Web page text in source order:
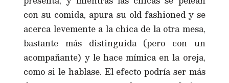
con su comida, apura su old fashioned y se
acerca levemente a la chica de la otra mesa,
bastante más distinguida (pero con un
acompañante) y le hace mímica en la oreja,
como si le hablase. El efecto podría ser más